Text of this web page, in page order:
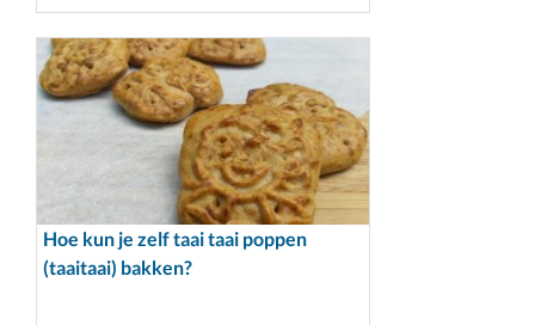
Hoe kun je zelf taai taai poppen
(taaitaai) bakken?